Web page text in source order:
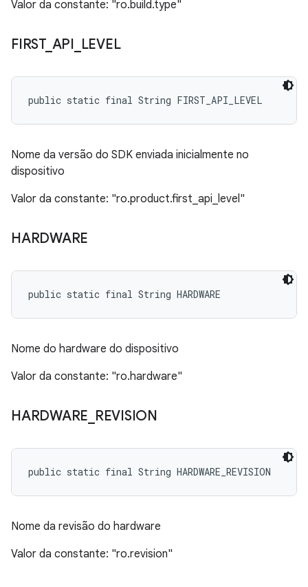
Valor da constante: "ro.build.type"
FIRST_ API LEVEL
public static final String FIRST_API_LEVEL
Nome da versão do SDK enviada inicialmente no
dispositivo
Valor da constante: "ro.product.first_api_level"
HARDWARE
public static final String HARDWARE
Nome do hardware do dispositivo
Valor da constante: "ro.hardware"
HARDWARE REVISION
public static final String HARDWARE_REVISION
Nome da revisão do hardware
Valor da constante: "ro.revision"